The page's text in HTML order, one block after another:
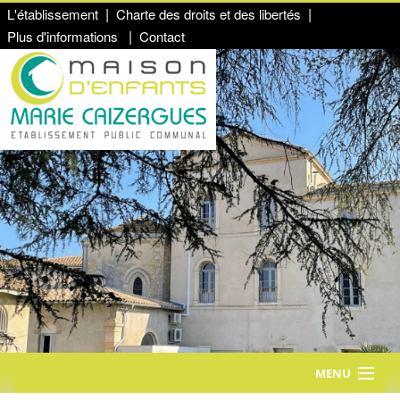
L'établissement
Charte des droits et des libertés
Plus d'informations
Contact
MENU